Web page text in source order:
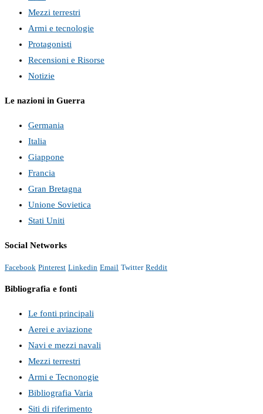
Mezzi terrestri
Armi e tecnologie
Protagonisti
Recensioni e Risorse
Notizie
Le nazioni in Guerra
Germania
Italia
Giappone
Francia
Gran Bretagna
Unione Sovietica
Stati Uniti
Social Networks
Facebook Pinterest Linkedin Email Twitter Reddit
Bibliografia e fonti
Le fonti principali
Aerei e aviazione
Navi e mezzi navali
Mezzi terrestri
Armi e Tecnonogie
Bibliografia Varia
Siti di riferimento